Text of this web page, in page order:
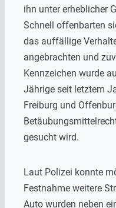
ihn unter erheblicher
Schnell offenbarten
das auffällige
angebrachten und
Kennzeichen wurde
Jährige seit letztem
Freiburg und
gesucht wird.
Laut Polizei konnte
Festnahme weitere
Auto wurden neben